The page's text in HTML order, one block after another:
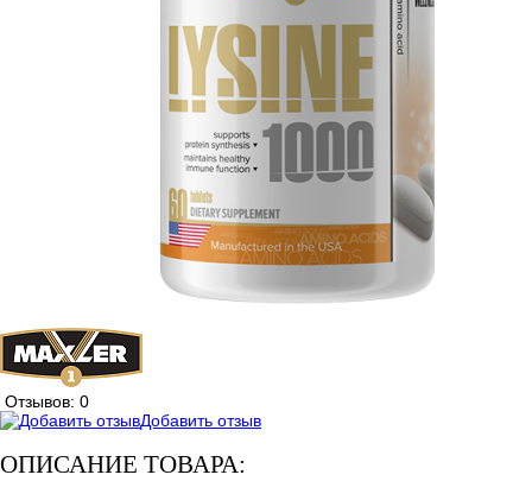
Отзывов: 0
Добавить отзыв
ОПИСАНИЕ ТОВАРА: